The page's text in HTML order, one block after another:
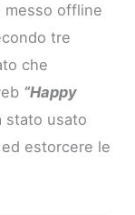
messo offline
tre
che
“Happy
stato usato
estorcere le